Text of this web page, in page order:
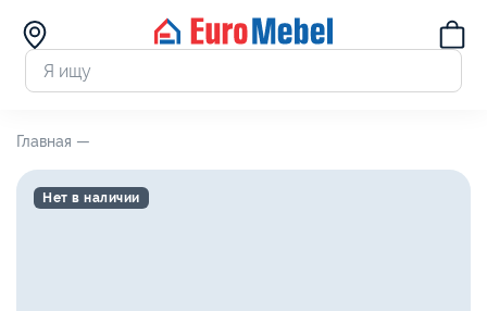
Главная —
Нет в наличии